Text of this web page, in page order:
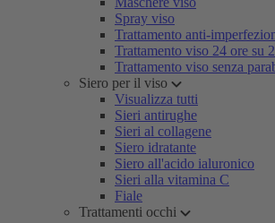
Spray viso
Trattamento anti-
Trattamento viso 24 ore su
Trattamento viso senza
Siero per il viso
Visualizza tutti
Sieri antirughe
Sieri al collagene
Siero idratante
Siero all'acido ialuronico
Sieri alla vitamina C
Fiale
Trattamenti occhi